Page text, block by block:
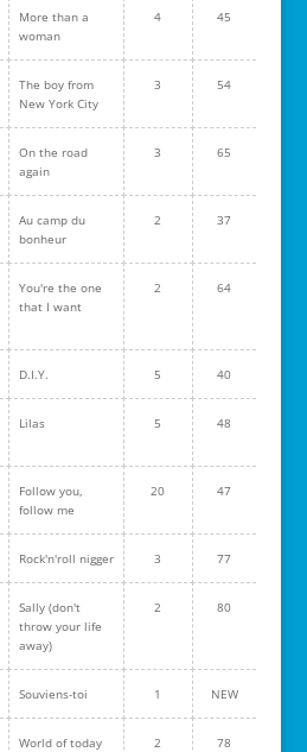
More than a
woman
4 45
The boy from
New York City
3 54
On the road
again
3 65
Au camp du
bonheur
2 37
You're the one
that I want
2 64
D.I.Y. 5 40
Lilas 5 48
Follow you,
follow me
20 47
Rock'n'roll nigger 3 77
Sally (don't
throw your life
away)
2 80
Souviens-toi 1 NEW
World of today 2 78